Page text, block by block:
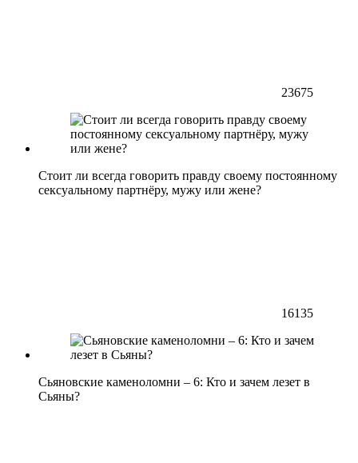
23675
Стоит ли всегда говорить правду своему постоянному
сексуальному партнёру, мужу или жене?
16135
Сьяновские каменоломни – 6: Кто и зачем лезет в
Сьяны?